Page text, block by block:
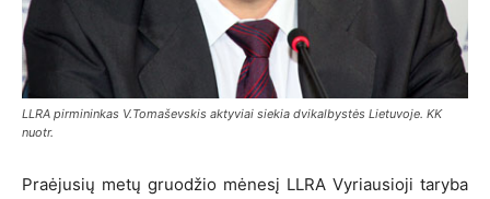
LLRA pirmininkas V.Tomaševskis aktyviai siekia dvikalbystės Lietuvoje. KK
nuotr.
Praėjusių metų gruodžio mėnesį LLRA Vyriausioji taryba